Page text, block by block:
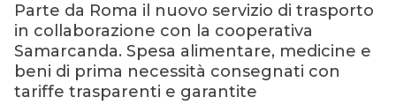
Parte da Roma il nuovo servizio di trasporto
in collaborazione con la cooperativa
Samarcanda. Spesa alimentare, medicine e
beni di prima necessità consegnati con
tariffe trasparenti e garantite